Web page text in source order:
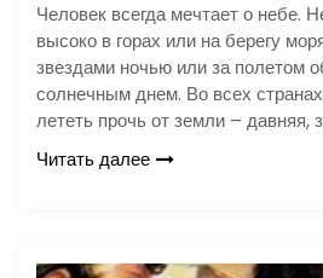
Человек всегда мечтает о небе.
высоко в горах или на берегу
звездами ночью или за полетом
солнечным днем. Во всех
лететь прочь от земли – давняя,
Читать далее